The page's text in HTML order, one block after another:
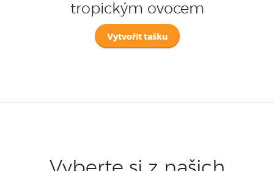
tropickým ovocem
Vytvořit tašku